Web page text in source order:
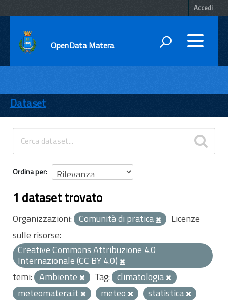
Accedi
OpenData Matera
ENTI
TEMI
INFORMAZIONI
Dataset
Ordina per
1 dataset trovato
Organizzazioni: Comunità di pratica
Licenze
sulle risorse:
Creative Commons Attribuzione 4.0
Internazionale (CC BY 4.0)
temi: Ambiente Tag: climatologia
meteomatera.it
meteo
statistica